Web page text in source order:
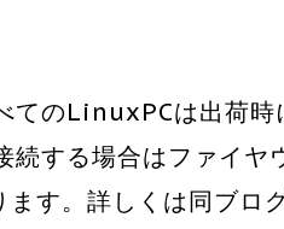
てのLinuxPCは出荷時
続する場合はファイヤ
す。詳しくは同ブロ